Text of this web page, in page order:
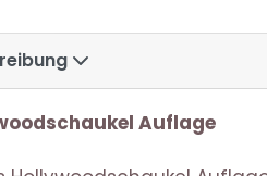
Auflage